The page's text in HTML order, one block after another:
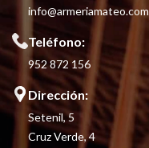
info@armeriamateo.com
Teléfono:
952 872 156
Dirección:
Setenil, 5
Cruz Verde, 4